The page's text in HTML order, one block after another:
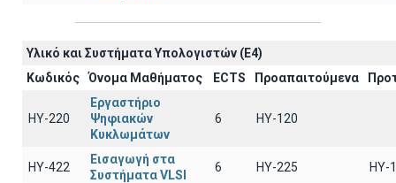
Υλικό και Συστήματα Υπολογιστών (Ε4)
Κωδικός
Όνομα Μαθήματος ECTS Προαπαιτούμενα
ΗΥ-220
Εργαστήριο
Ψηφιακών
Κυκλωμάτων
6 HY-120
ΗΥ-422
Εισαγωγή στα
Συστήματα VLSI
6 HY-225 HY-